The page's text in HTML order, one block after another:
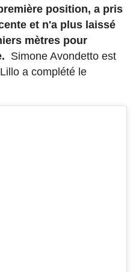
position, a pris
et n'a plus laissé
mètres pour
Simone Avondetto est
a complété le